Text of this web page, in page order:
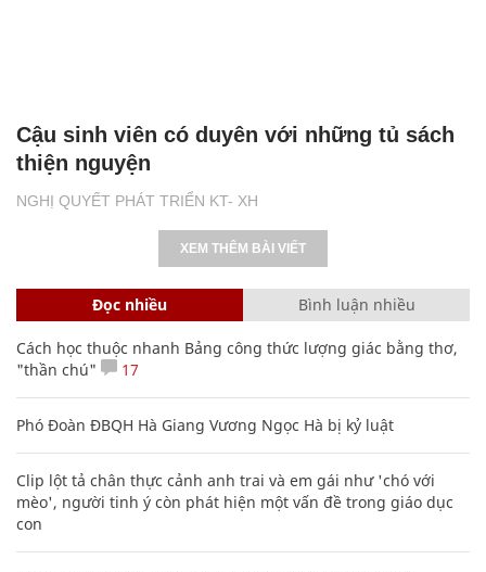
NGHỊ QUYẾT PHÁT TRIỂN KT- XH
Cậu sinh viên có duyên với những tủ sách
thiện nguyện
XEM THÊM BÀI VIẾT
Đọc nhiều Bình luận nhiều
Cách học thuộc nhanh Bảng công thức lượng giác bằng thơ,
"thần chú"
17
Phó Đoàn ĐBQH Hà Giang Vương Ngọc Hà bị kỷ luật
Clip lột tả chân thực cảnh anh trai và em gái như 'chó với
mèo', người tinh ý còn phát hiện một vấn đề trong giáo dục
con